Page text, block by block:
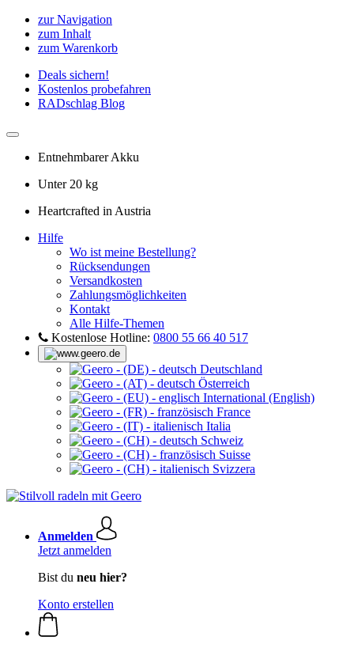
zur Navigation
zum Inhalt
zum Warenkorb
Deals sichern!
Kostenlos probefahren
RADschlag Blog
Entnehmbarer Akku
Unter 20 kg
Heartcrafted in Austria
Hilfe
Wo ist meine Bestellung?
Rücksendungen
Versandkosten
Zahlungsmöglichkeiten
Kontakt
Alle Hilfe-Themen
Kostenlose Hotline: 0800 55 66 40 517
Deutschland
Österreich
International (English)
France
Italia
Schweiz
Suisse
Svizzera
Anmelden
Jetzt anmelden
Bist du neu hier?
Konto erstellen